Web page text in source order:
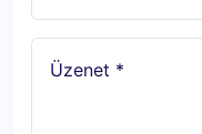
Üzenet *